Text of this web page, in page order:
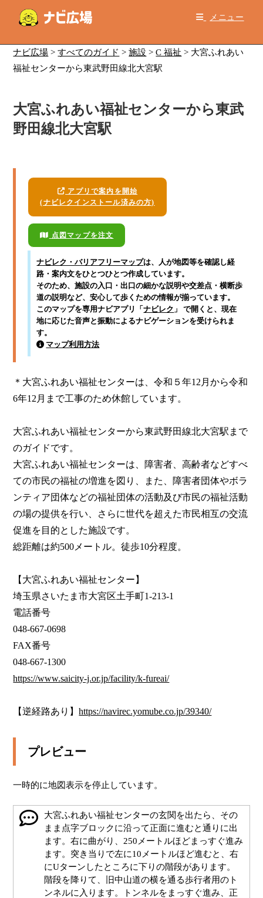
メニュー
ナビ広場 >すべてのガイド >施設 >C 福祉 > 大宮ふれあい
福祉センターから東武野田線北大宮駅
大宮ふれあい福祉センターから東武
野田線北大宮駅
アプリで案内を開始
(ナビレクインストール済みの方)
点図マップを注文
ナビレク・バリアフリーマップは、人が地図等を確認し経
路・案内文をひとつひとつ作成しています。
そのため、施設の入口・出口の細かな説明や交差点・横断歩
道の説明など、安心して歩くための情報が揃っています。
このマップを専用ナビアプリ「ナビレク 」 で開くと、現在
地に応じた音声と振動によるナビゲーションを受けられま
す。
マップ利用方法
＊大宮ふれあい福祉センターは、令和５年12月から令和
6年12月まで工事のため休館しています。
大宮ふれあい福祉センターから東武野田線北大宮駅まで
のガイドです。
大宮ふれあい福祉センターは、障害者、高齢者などすべ
ての市民の福祉の増進を図り、また、障害者団体やボラ
ンティア団体などの福祉団体の活動及び市民の福祉活動
の場の提供を行い、さらに世代を超えた市民相互の交流
促進を目的とした施設です。
総距離は約500メートル。徒歩10分程度。
【大宮ふれあい福祉センター】
埼玉県さいたま市大宮区土手町1-213-1
電話番号
048-667-0698
FAX番号
https://www.saicity-j.or.jp/facility/k-fureai/
【逆経路あり】https://navirec.yomube.co.jp/39340/
プレビュー
一時的に地図表示を停止しています。
大宮ふれあい福祉センターの玄関を出たら、その
まま点字ブロックに沿って正面に進むと通りに出
ます。右に曲がり、250メートルほどまっすぐ進み
ます。突き当りで左に10メートルほど進むと、右
にUターンしたところに下りの階段があります。
階段を降りて、旧中山道の横を通る歩行者用のト
ンネルに入ります。トンネルをまっすぐ進み、正